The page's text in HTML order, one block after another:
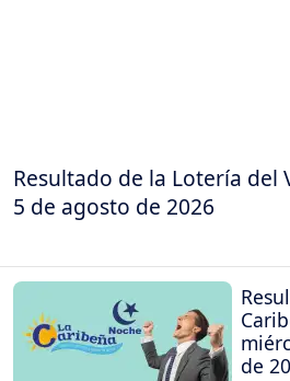
Resultado de la Lotería del
5 de agosto de 2026
de